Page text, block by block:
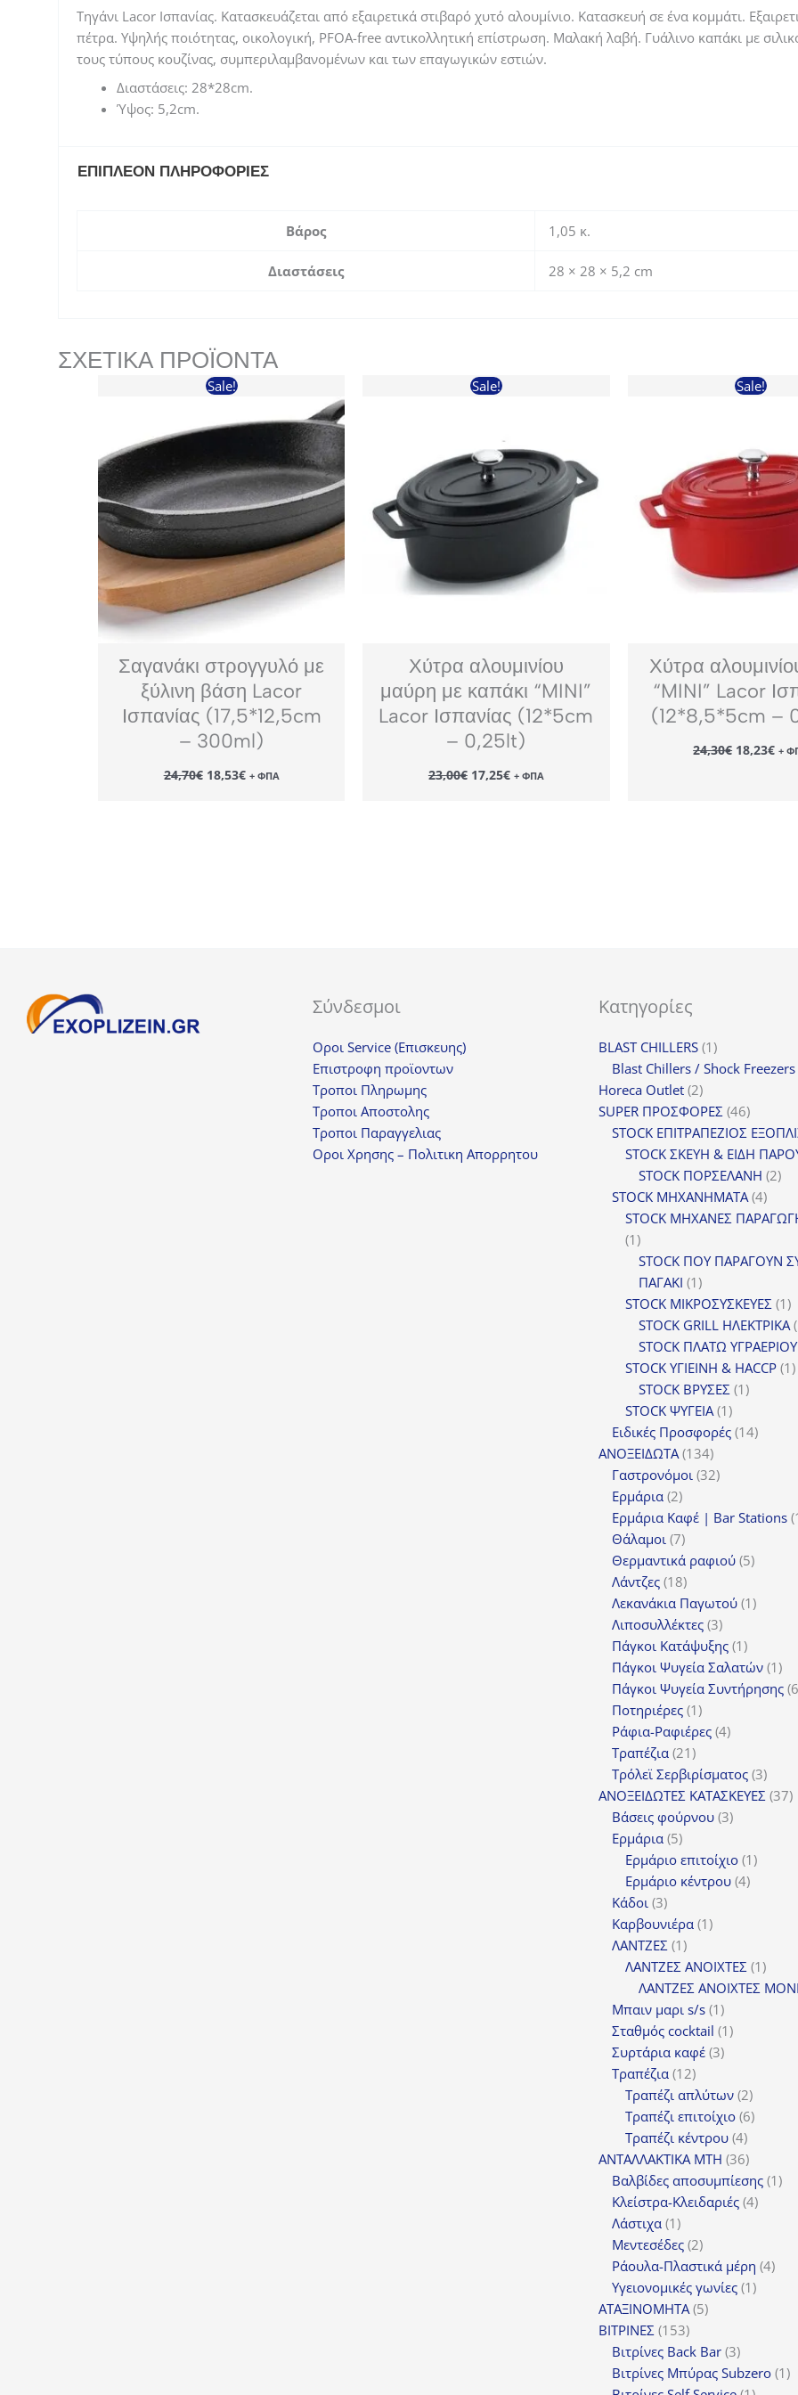
Τηγάνι Lacor Ισπανίας. Κατασκευάζεται από εξαιρετικά στιβαρό χυτό αλουμίνιο. Κατασκευή σε ένα κομμάτι.
πέτρα. Υψηλής ποιότητας, οικολογική, PFOA-free αντικολλητική επίστρωση. Μαλακή λαβή. Γυάλινο καπάκι με
τους τύπους κουζίνας, συμπεριλαμβανομένων και των επαγωγικών εστιών.
Διαστάσεις: 28*28cm.
Ύψος: 5,2cm.
ΕΠΙΠΛΈΟΝ ΠΛΗΡΟΦΟΡΊΕΣ
Βάρος 1,05 κ.
Διαστάσεις 28 × 28 × 5,2 cm
ΣΧΕΤΙΚΆ ΠΡΟΪΌΝΤΑ
Sale!
Σαγανάκι στρογγυλό με
ξύλινη βάση Lacor
Ισπανίας (17,5*12,5cm
– 300ml)
24,70€ Original
price
18,53€Η
τρέχουσα
+ ΦΠΑ
Sale!
Χύτρα αλουμινίου
μαύρη με καπάκι “MINI”
Lacor Ισπανίας (12*5cm
– 0,25lt)
23,00€ Original
price
17,25€Η
τρέχουσα
+ ΦΠΑ
Sale!
Χύτρα
“MINI” Lacor
(12*8,5*5cm –
24,30€ Original
price
18,23€Η+
Σύνδεσμοι
Οροι Service (Επισκευης)
Επιστροφη προϊοντων
Τροποι Πληρωμης
Τροποι Αποστολης
Τροποι Παραγγελιας
Οροι Χρησης – Πολιτικη Απορρητου
Κατηγορίες
BLAST CHILLERS 11
προϊόν
Blast Chillers / Shock Freezers
Horeca Outlet 22
προϊόντα
SUPER ΠΡΟΣΦΟΡΕΣ 4646
STOCK ΕΠΙΤΡΑΠΕΖΙΟΣ
STOCK ΣΚΕΥΗ & ΕΙΔΗ
STOCK ΠΟΡΣΕΛΑΝΗ 22
STOCK ΜΗΧΑΝΗΜΑΤΑ 44
STOCK ΜΗΧΑΝΕΣ
11
προϊόν
STOCK ΠΟΥ ΠΑΡΑΓΟΥΝ
ΠΑΓΑΚΙ 11
προϊόν
STOCK ΜΙΚΡΟΣΥΣΚΕΥΕΣ 11
STOCK GRILL ΗΛΕΚΤΡΙΚΑ
STOCK ΠΛΑΤΩ ΥΓΡΑΕΡΙΟΥ
STOCK ΥΓΙΕΙΝΗ & HACCP 11
STOCK ΒΡΥΣΕΣ 11
STOCK ΨΥΓΕΙΑ 11
προϊόν
Ειδικές Προσφορές 1414
ΑΝΟΞΕΙΔΩΤΑ 134134
προϊόντα
Γαστρονόμοι 3232
Ερμάρια 22
προϊόντα
Ερμάρια Καφέ | Bar Stations
Θάλαμοι 77
προϊόντα
Θερμαντικά ραφιού 55
Λάντζες 1818
προϊόντα
Λεκανάκια Παγωτού 11
Λιποσυλλέκτες 33
προϊόντα
Πάγκοι Κατάψυξης 11
προϊόν
Πάγκοι Ψυγεία Σαλατών 11
Πάγκοι Ψυγεία Συντήρησης 6
Ποτηριέρες 11
προϊόν
Ράφια-Ραφιέρες 44
Τραπέζια 2121
προϊόντα
Τρόλεϊ Σερβιρίσματος 33
ΑΝΟΞΕΙΔΩΤΕΣ ΚΑΤΑΣΚΕΥΕΣ 3737
Βάσεις φούρνου 33
Ερμάρια 55
προϊόντα
Ερμάριο επιτοίχιο 11
Ερμάριο κέντρου 44
Κάδοι 33
προϊόντα
Καρβουνιέρα 11
ΛΑΝΤΖΕΣ 11
προϊόν
ΛΑΝΤΖΕΣ ΑΝΟΙΧΤΕΣ 11
ΛΑΝΤΖΕΣ ΑΝΟΙΧΤΕΣ
Μπαιν μαρι s/s 11
προϊόν
Σταθμός cocktail 11
Συρτάρια καφέ 33
Τραπέζια 1212
προϊόντα
Τραπέζι απλύτων 22
προϊόντα
Τραπέζι επιτοίχιο 66
Τραπέζι κέντρου 44
προϊόντα
ΑΝΤΑΛΛΑΚΤΙΚΑ MTH 3636
προϊόντα
Βαλβίδες αποσυμπίεσης 11
Κλείστρα-Κλειδαριές 44
Λάστιχα 11
προϊόν
Μεντεσέδες 22
προϊόντα
Ράουλα-Πλαστικά μέρη 44
Υγειονομικές γωνίες 11
ΑΤΑΞΙΝΟΜΗΤΑ 55
ΒΙΤΡΙΝΕΣ 153153
προϊόντα
Βιτρίνες Back Bar 33
προϊόντα
Βιτρίνες Mπύρας Subzero 11